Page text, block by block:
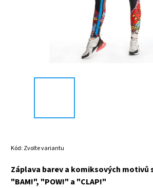
Kód: Zvolte variantu
Záplava barev a komiksových motivů
"BAM!", "POW!" a "CLAP!"